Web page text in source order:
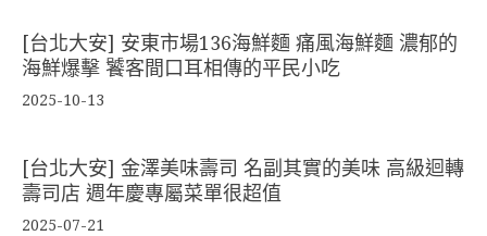
[台北大安] 安東市場136海鮮麵 痛風海鮮麵 濃郁的
海鮮爆擊 饕客間口耳相傳的平民小吃
2025-10-13
[台北大安] 金澤美味壽司 名副其實的美味 高級迴轉
壽司店 週年慶專屬菜單很超值
2025-07-21